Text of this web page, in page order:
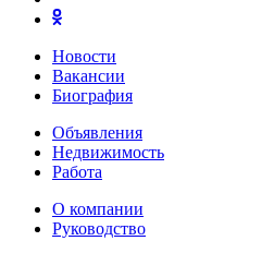
Новости
Вакансии
Биография
Объявления
Недвижимость
Работа
О компании
Руководство